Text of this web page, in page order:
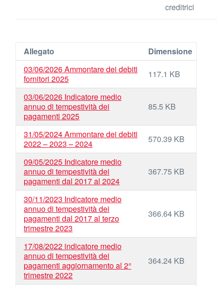
creditrici
Allegato
Dimensione
03/06/2026 Ammontare dei debiti
fornitori 2025
117.1 KB
03/06/2026 Indicatore medio
annuo di tempestività dei
pagamenti 2025
85.5 KB
31/05/2024 Ammontare dei debiti
2022 – 2023 – 2024
570.39 KB
09/05/2025 Indicatore medio
annuo di tempestività dei
pagamenti dal 2017 al 2024
367.75 KB
30/11/2023 Indicatore medio
annuo di tempestività dei
pagamenti dal 2017 al terzo
trimestre 2023
366.64 KB
17/08/2022 indicatore medio
annuo di tempestività dei
pagamenti aggiornamento al 2°
trimestre 2022
364.24 KB